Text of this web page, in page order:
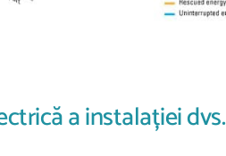
a instalației dvs.